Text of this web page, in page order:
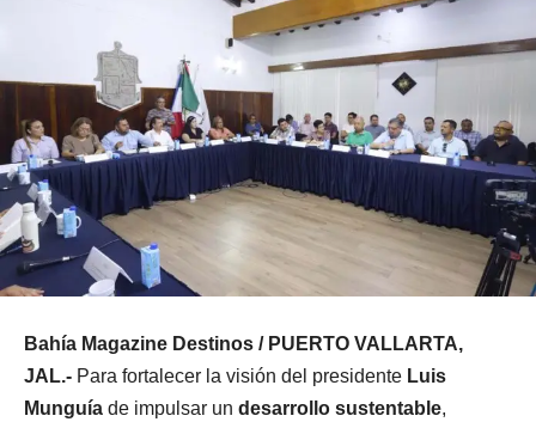
Bahía Magazine Destinos / PUERTO VALLARTA,
JAL.- Para fortalecer la visión del presidente Luis
Munguía de impulsar un desarrollo sustentable,